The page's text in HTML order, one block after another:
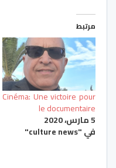
مرتبط
Cinéma: Une victoire pour
le documentaire
5 مارس، 2020
في "culture news"